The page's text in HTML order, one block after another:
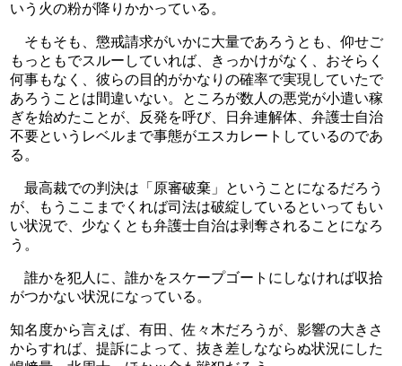
いう火の粉が降りかかっている。
そもそも、懲戒請求がいかに大量であろうとも、仰せご
もっともでスルーしていれば、きっかけがなく、おそらく
何事もなく、彼らの目的がかなりの確率で実現していたで
あろうことは間違いない。ところが数人の悪党が小遣い稼
ぎを始めたことが、反発を呼び、日弁連解体、弁護士自治
不要というレベルまで事態がエスカレートしているのであ
る。
最高裁での判決は「原審破棄」ということになるだろう
が、もうここまでくれば司法は破綻しているといってもい
い状況で、少なくとも弁護士自治は剥奪されることになろ
う。
誰かを犯人に、誰かをスケープゴートにしなければ収拾
がつかない状況になっている。
知名度から言えば、有田、佐々木だろうが、影響の大きさ
からすれば、提訴によって、抜き差しなならぬ状況にした